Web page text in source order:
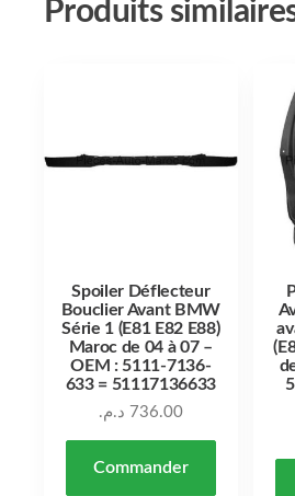
Produits
Spoiler Déflecteur
Bouclier Avant BMW
Série 1 (E81 E82 E88)
Maroc de 04 à 07 –
OEM : 5111-7136-
633 = 51117136633
736.00 د.م.
Commander